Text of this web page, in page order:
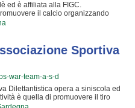
ed è affiliata alla FIGC.
il calcio organizzando
Lodeina è radicata nella
generazioni di bambini e
dello sport e l'importanza
sono tra i più esperti e
i più adatti a sviluppare il talento
ragazzi che vogliono raggiungere
Lodeina sarà
dell'associazione, perché
in un ambiente amichevole e con
si tengono al campo a {city} e
mentre le partite, comprese
Sportiva
war-team-a-s-d
Dilettantistica opera a siniscola ed
è quella di promuovere il tiro
bambini, ragazzi e adulti. L'attività è